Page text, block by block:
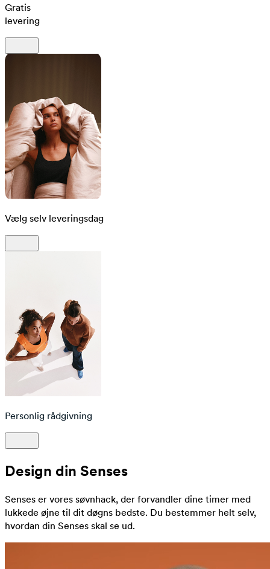
Gratis
levering
Vælg selv leveringsdag
Personlig rådgivning
Design din Senses
Senses er vores søvnhack, der forvandler dine timer med
lukkede øjne til dit døgns bedste. Du bestemmer helt selv,
hvordan din Senses skal se ud.